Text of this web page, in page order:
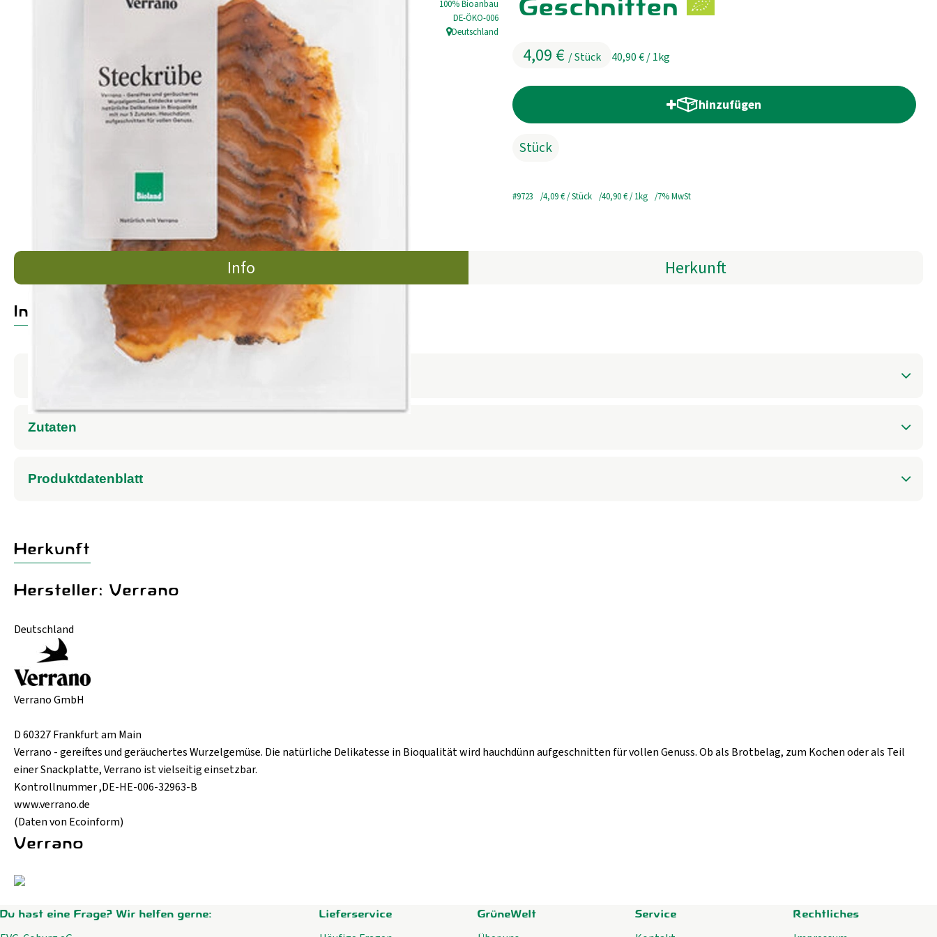
Geschnitten
4,09 € / Stück 40,90 €/ 1kg
100% Bioanbau
, Kontrollstelle:
DE-ÖKO-006
, Herkunft:
Deutschland
hinzufügen
Produkt zum Warenkorb hinzufügen
Stück
#9723 4,09 €/ Stück 40,90 €/ 1kg 7% MwSt
Info Herkunft
Info
Zutaten
Produktdatenblatt
Herkunft
Hersteller: Verrano
Deutschland
Verrano GmbH
D 60327 Frankfurt am Main
Verrano - gereiftes und geräuchertes Wurzelgemüse. Die natürliche Delikatesse in Bioqualität wird hauchdünn aufgeschnitten für vollen Genuss. Ob als Brotbelag, zum Kochen oder als Teil
einer Snackplatte, Verrano ist vielseitig einsetzbar.
Kontrollnummer ,DE-HE-006-32963-B
www.verrano.de
(Daten von Ecoinform)
Verrano
Du hast eine Frage? Wir helfen gerne: Lieferservice GrüneWelt Service Rechtliches